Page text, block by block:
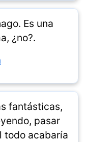
Es una
¿no?.
fantásticas,
pasar
todo acabaría